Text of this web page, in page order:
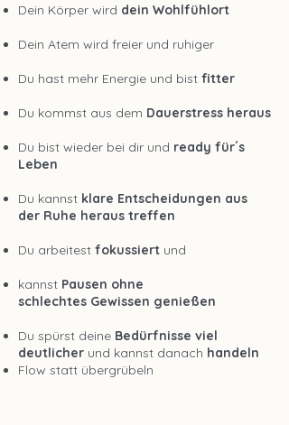
Dein Körper wird dein Wohlfühlort
Dein Atem wird freier und ruhiger
Du hast mehr Energie und bist fitter
Du kommst aus dem Dauerstress heraus
Du bist wieder bei dir und ready für´s
Leben​​​​​​​​​​​​
Du kannst klare Entscheidungen aus
der Ruhe heraus treffen
Du arbeitest fokussiert und
kannst Pausen ohne
schlechtes Gewissen genießen
Du spürst deine Bedürfnisse viel
deutlicher und kannst danach handeln
Flow statt übergrübeln